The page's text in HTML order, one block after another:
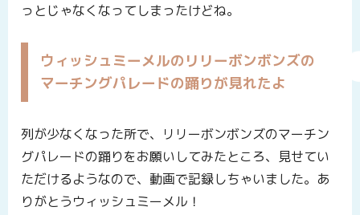
っとじゃなくなってしまったけどね。
ウィッシュミーメルのリリーボンボンズの
マーチングパレードの踊りが見れたよ
列が少なくなった所で、リリーボンボンズのマーチン
グパレードの踊りをお願いしてみたところ、見せてい
ただけるようなので、動画で記録しちゃいました。あ
りがとうウィッシュミーメル！